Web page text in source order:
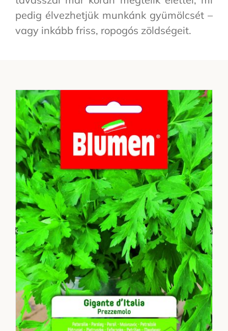
pedig élvezhetjük munkánk gyümölcsét –
vagy inkább friss, ropogós zöldségeit.